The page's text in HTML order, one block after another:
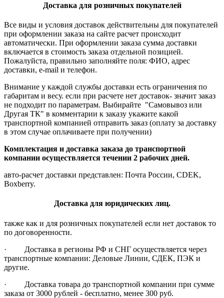
Доставка для розничных покупателей
Все виды и условия доставок действительны для покупателей
при оформлении заказа на сайте расчет происходит
автоматически. При оформлении заказа сумма доставки
включается в стоимость заказа отдельной позицией.
Пожалуйста, правильно заполняйте поля: ФИО, адрес
доставки, e-mail и телефон.
Внимание у каждой службы доставки есть ограничения по
габаритам и весу. если при расчете нет доставок- значит заказ
не подходит по параметрам. Выбирайте "Самовывоз или
Другая ТК" в комментарии к заказу укажите какой
транспортной компанией отправить заказ (оплату за доставку
в этом случае оплачиваете при получении)
Комплектация и доставка заказа до транспортной
компании осуществляется течении 2 рабочих дней.
авто-расчет доставки представлен: Почта России, CDEK,
Boxberry.
Доставка для юридических лиц.
также как и для розничных покупателей если нет доставок то
по договоренности.
· Доставка в регионы РФ и СНГ осуществляется через
транспортные компании: Деловые Линии, СДЕК, ПЭК и
другие.
· Доставка товара до транспортной компании при сумме
заказа от 3000 рублей - бесплатно, менее 300 руб.